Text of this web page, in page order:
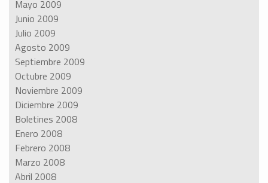
Mayo 2009
Junio 2009
Julio 2009
Agosto 2009
Septiembre 2009
Octubre 2009
Noviembre 2009
Diciembre 2009
Boletines 2008
Enero 2008
Febrero 2008
Marzo 2008
Abril 2008